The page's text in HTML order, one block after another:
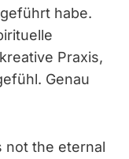
habe.
Praxis,
Genau
not the eternal